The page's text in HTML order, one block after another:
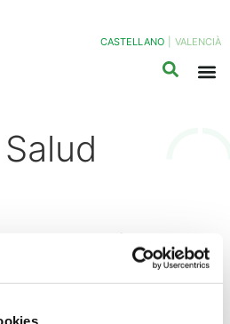
CASTELLANO VALENCIÀ
Salud
comienza
director de
su